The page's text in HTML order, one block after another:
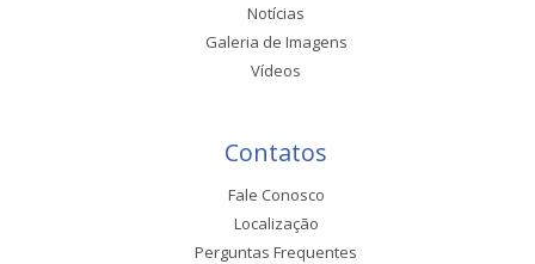
Notícias
Galeria de Imagens
Vídeos
Contatos
Fale Conosco
Localização
Perguntas Frequentes